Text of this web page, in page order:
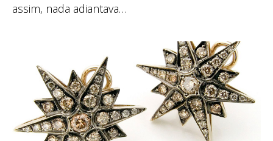
assim, nada adiantava…